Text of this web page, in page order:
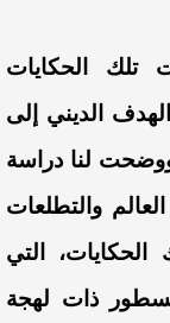
تلك
الحكايات
الهدف الديني
إلى
لنا دراسة
العالم والتطلعات
الحكايات،
التي
ذات لهجة